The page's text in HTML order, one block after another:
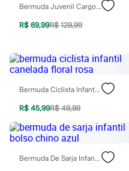
Meias
Pijamas
Moda praia
Blusas de proteção
Sungas
Personagens
Bluey
Disney
Hello Kitty
Homem Aranha
Minecraft
Naruto
Sonic
Bermuda Juvenil Cargo Marrom
R$ 69,99R$ 129,99
Bermuda Ciclista Infantil Canelada Floral Rosa
R$ 45,99R$ 49,99
Bermuda De Sarja Infantil Bolso Chino Azul